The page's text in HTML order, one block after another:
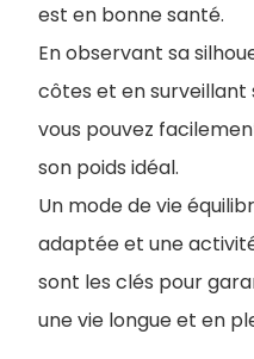
est en bonne santé.
En observant sa
côtes et en
vous pouvez
son poids idéal.
Un mode de vie
adaptée et une
sont les clés pour
une vie longue et en